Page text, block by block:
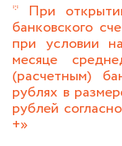
* При
банковского
при условии
месяце
(расчетным)
рублях в
рублей
+»